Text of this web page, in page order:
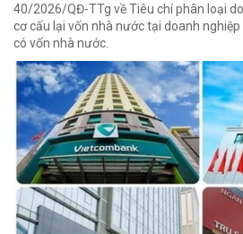
40/2026/QĐ-TTg về Tiêu chí phân loại
cơ cấu lại vốn nhà nước tại doanh
có vốn nhà nước.